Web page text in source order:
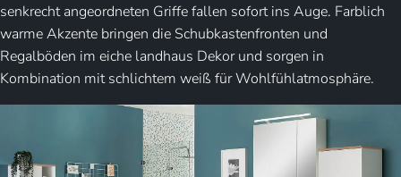
senkrecht angeordneten Griffe fallen sofort ins Auge. Farblich
warme Akzente bringen die Schubkastenfronten und
Regalböden im eiche landhaus Dekor und sorgen in
Kombination mit schlichtem weiß für Wohlfühlatmosphäre.